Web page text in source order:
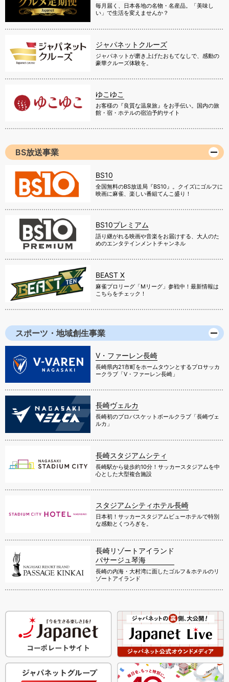
毎月届く、日本各地の名物・名産品。「美味し
い」で生活を変えませんか？
ジャパネットクルーズ
ジャパネットが磨き上げたおもてなしで、感動の
豪華クルーズ体験を。
ゆこゆこ
お客様の『良質な温泉旅』をお手伝い。国内の旅
館・宿・ホテルの宿泊予約サイト
BS放送事業
BS10
全国無料のBS放送局『BS10』。クイズにゴルフに
映画に麻雀、楽しい番組てんこ盛り！
BS10プレミアム
語り継がれる映画や音楽をお届けする、大人のた
めのエンタテインメントチャンネル
BEAST X
麻雀プロリーグ「Mリーグ」参戦中！最新情報は
こちらをチェック！
スポーツ・地域創生事業
V・ファーレン長崎
長崎県内21市町をホームタウンとするプロサッカ
ークラブ「V・ファーレン長崎」
長崎ヴェルカ
長崎初のプロバスケットボールクラブ「長崎ヴェ
ルカ」
長崎スタジアムシティ
長崎駅から徒歩約10分！サッカースタジアムを中
心とした大型複合施設
スタジアムシティホテル長崎
日本初！サッカースタジアムビューホテルで特別
な感動とくつろぎを。
長崎リゾートアイランド
パサージュ琴海
長崎の内海・大村湾に面したゴルフ＆ホテルのリ
ゾートアイランド